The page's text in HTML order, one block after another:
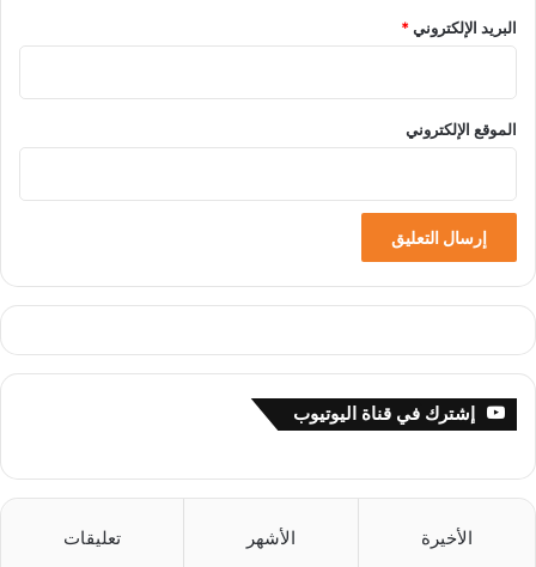
البريد الإلكتروني*
الموقع الإلكتروني
إشترك في قناة اليوتيوب
الأخيرة الأشهر تعليقات